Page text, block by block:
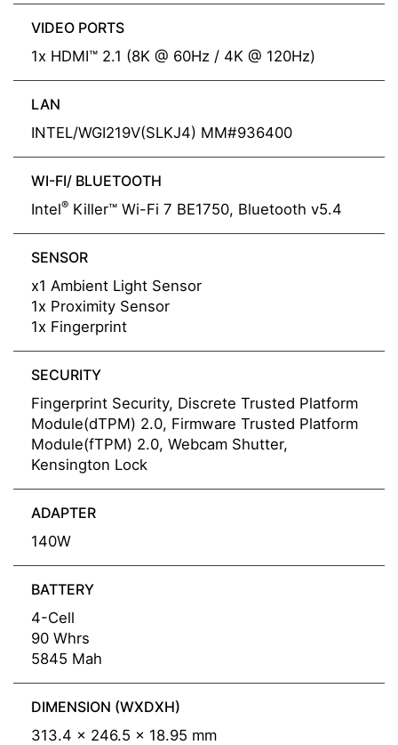
VIDEO PORTS
1x HDMI™ 2.1 (8K @ 60Hz / 4K @ 120Hz)
LAN
INTEL/WGI219V(SLKJ4) MM#936400
WI-FI/ BLUETOOTH
Intel® Killer™ Wi-Fi 7 BE1750, Bluetooth v5.4
SENSOR
x1 Ambient Light Sensor
1x Proximity Sensor
1x Fingerprint
SECURITY
Fingerprint Security, Discrete Trusted Platform
Module(dTPM) 2.0, Firmware Trusted Platform
Module(fTPM) 2.0, Webcam Shutter,
Kensington Lock
ADAPTER
140W
BATTERY
4-Cell
90 Whrs
5845 Mah
DIMENSION (WXDXH)
313.4 x 246.5 x 18.95 mm